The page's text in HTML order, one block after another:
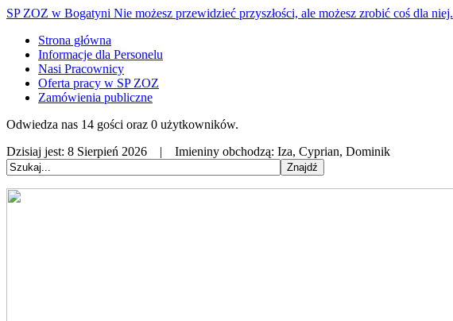
SP ZOZ w Bogatyni Nie możesz przewidzieć przyszłości, ale możesz zrobić coś dla niej.
Strona główna
Informacje dla Personelu
Nasi Pracownicy
Oferta pracy w SP ZOZ
Zamówienia publiczne
Odwiedza nas 14 gości oraz 0 użytkowników.
Dzisiaj jest: 8 Sierpień 2026 | Imieniny obchodzą: Iza, Cyprian, Dominik